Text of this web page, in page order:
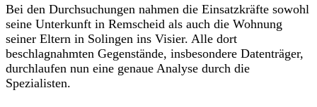
Bei den Durchsuchungen nahmen die Einsatzkräfte sowohl
seine Unterkunft in Remscheid als auch die Wohnung
seiner Eltern in Solingen ins Visier. Alle dort
beschlagnahmten Gegenstände, insbesondere Datenträger,
durchlaufen nun eine genaue Analyse durch die
Spezialisten.